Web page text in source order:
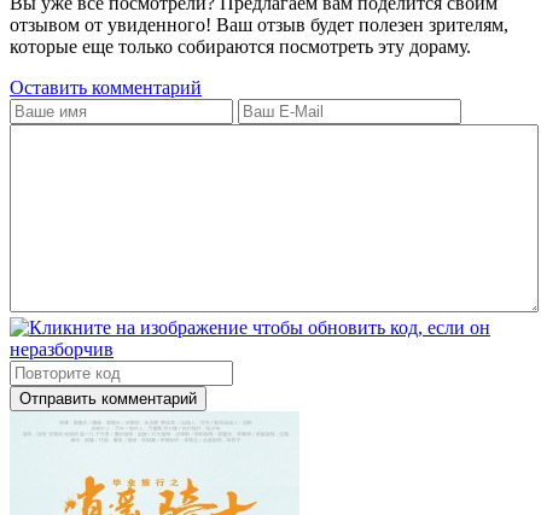
отзывом от увиденного! Ваш отзыв будет полезен зрителям,
которые еще только собираются посмотреть эту дораму.
Оставить комментарий
Отправить комментарий